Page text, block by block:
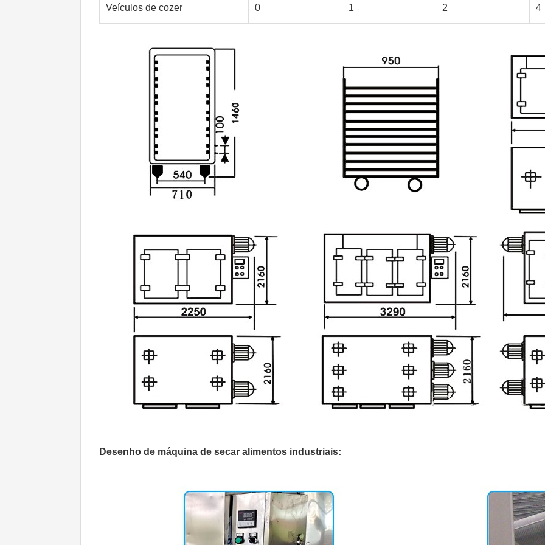
Veículos de cozer 0 1 2 4
Desenho de máquina de secar alimentos industriais: